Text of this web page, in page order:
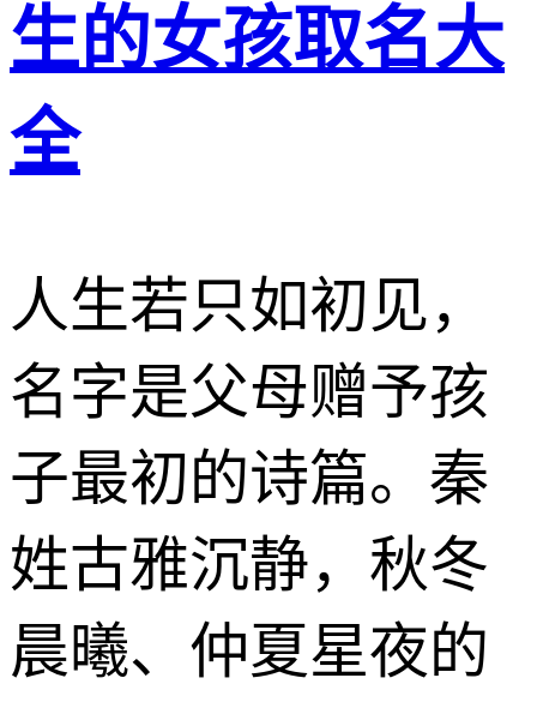
生的女孩取名大
全
人生若只如初见，
名字是父母赠予孩
子最初的诗篇。秦
姓古雅沉静，秋冬
晨曦、仲夏星夜的